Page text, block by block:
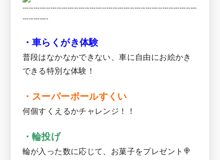
---------------------------------------------------------------------------------
------------
・車らくがき体験
普段はなかなかできない、車に自由にお絵かき
できる特別な体験！
・スーパーボールすくい
何個すくえるかチャレンジ！！
・輪投げ
輪が入った数に応じて、お菓子をプレゼント🍭